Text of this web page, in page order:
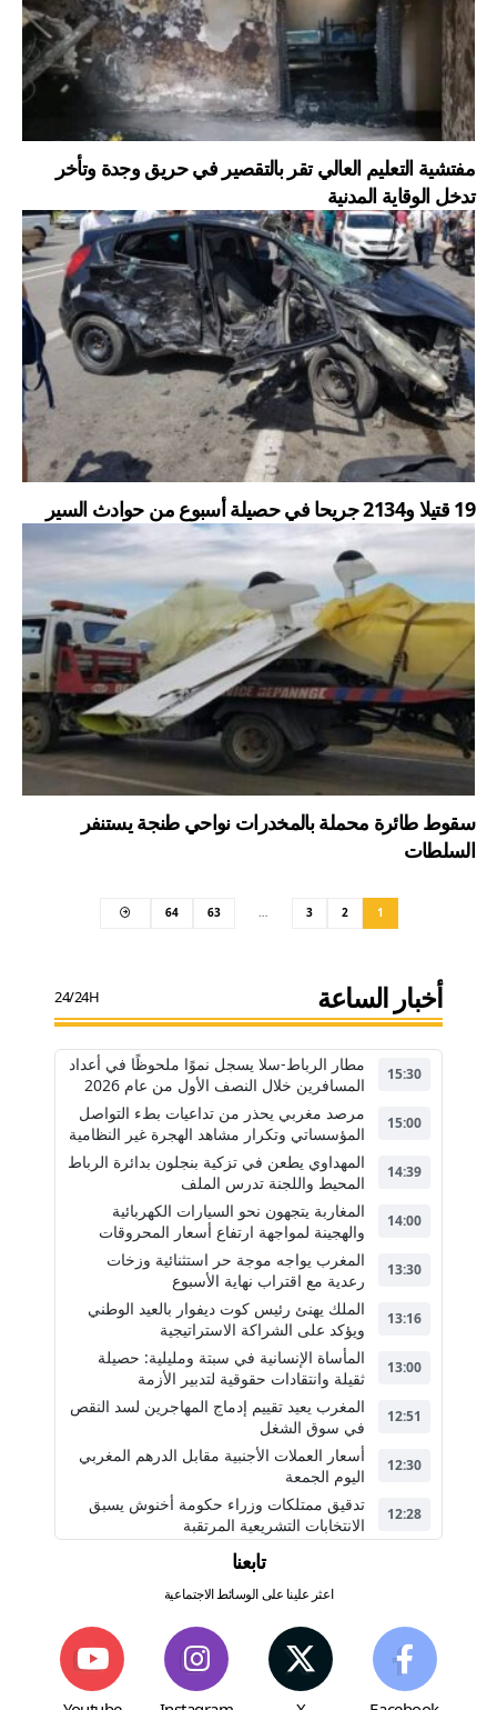
‪مفتشية التعليم العالي تقر بالتقصير في حريق وجدة وتأخر
تدخل الوقاية المدنية
19 قتيلا و2134 جريحا في حصيلة أسبوع من حوادث السير
سقوط طائرة محملة بالمخدرات نواحي طنجة يستنفر
السلطات
1
2
3
…
63
64
أخبار الساعة 24/24H
15:30
مطار الرباط-سلا يسجل نموًا ملحوظًا في أعداد
المسافرين خلال النصف الأول من عام 2026
15:00
مرصد مغربي يحذر من تداعيات بطء التواصل
المؤسساتي وتكرار مشاهد الهجرة غير النظامية
14:39
المهداوي يطعن في تزكية بنجلون بدائرة الرباط
المحيط واللجنة تدرس الملف
14:00
المغاربة يتجهون نحو السيارات الكهربائية
والهجينة لمواجهة ارتفاع أسعار المحروقات
13:30
المغرب يواجه موجة حر استثنائية وزخات
رعدية مع اقتراب نهاية الأسبوع
13:16
الملك يهنئ رئيس كوت ديفوار بالعيد الوطني
ويؤكد على الشراكة الاستراتيجية
13:00
المأساة الإنسانية في سبتة ومليلية: حصيلة
ثقيلة وانتقادات حقوقية لتدبير الأزمة
12:51
المغرب يعيد تقييم إدماج المهاجرين لسد النقص
في سوق الشغل
12:30
أسعار العملات الأجنبية مقابل الدرهم المغربي
اليوم الجمعة
12:28
تدقيق ممتلكات وزراء حكومة أخنوش يسبق
الانتخابات التشريعية المرتقبة
تابعنا
اعثر علينا على الوسائط الاجتماعية